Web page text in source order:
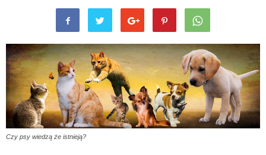
Czy psy wiedzą że istnieją?